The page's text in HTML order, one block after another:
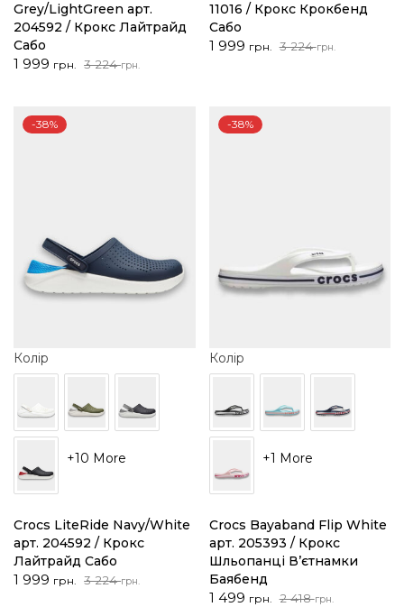
Grey/LightGreen арт.
204592 / Крокс Лайтрайд
Сабо
3 224грн.
Оригінальна
224 грн..
1 999 грн.
Поточна
999 грн..
11016 / Крокс Крокбенд
Сабо
3 224грн.
Оригінальна
1 999 грн.
Поточна
Колір
+10 More
-38%
Crocs LiteRide Navy/White
арт. 204592 / Крокс
Лайтрайд Сабо
3 224грн.
Оригінальна
1 999 грн.
Поточна
Колір
+1 More
-38%
Crocs Bayaband Flip White
арт. 205393 / Крокс
Шльопанці В’єтнамки
Баябенд
2 418грн.
Оригінальна
1 499 грн.
Поточна